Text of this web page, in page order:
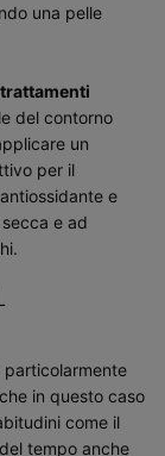
una pelle
trattamenti
del contorno
un
per il
e
e ad
particolarmente
in questo caso
come il
tempo anche